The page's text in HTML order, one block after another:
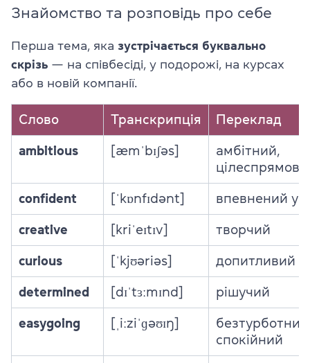
Знайомство та розповідь про себе
Перша тема, яка зустрічається буквально
скрізь — на співбесіді, у подорожі, на курсах
або в новій компанії.
Слово Транскрипція Переклад
ambitious [æmˈbɪʃəs]
амбітний,
confident [ˈkɒnfɪdənt] впевнений у
creative [kriˈeɪtɪv] творчий
curious [ˈkjʊəriəs] допитливий
determined [dɪˈtɜːmɪnd] рішучий
easygoing [ˌiːziˈɡəʊɪŋ]
спокійний